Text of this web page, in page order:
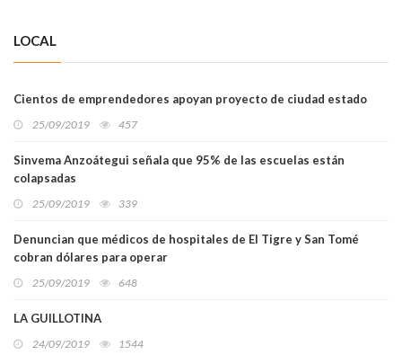
LOCAL
Cientos de emprendedores apoyan proyecto de ciudad estado
25/09/2019 457
Sinvema Anzoátegui señala que 95% de las escuelas están
colapsadas
25/09/2019 339
Denuncian que médicos de hospitales de El Tigre y San Tomé
cobran dólares para operar
25/09/2019 648
LA GUILLOTINA
24/09/2019 1544